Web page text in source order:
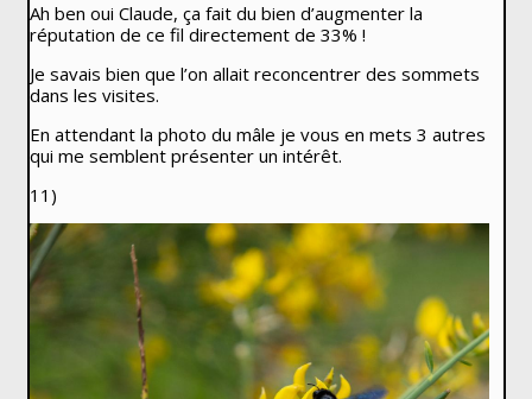
Ah ben oui Claude, ça fait du bien d’augmenter la
réputation de ce fil directement de 33% !
Je savais bien que l’on allait reconcentrer des sommets
dans les visites.
En attendant la photo du mâle je vous en mets 3 autres
qui me semblent présenter un intérêt.
11)